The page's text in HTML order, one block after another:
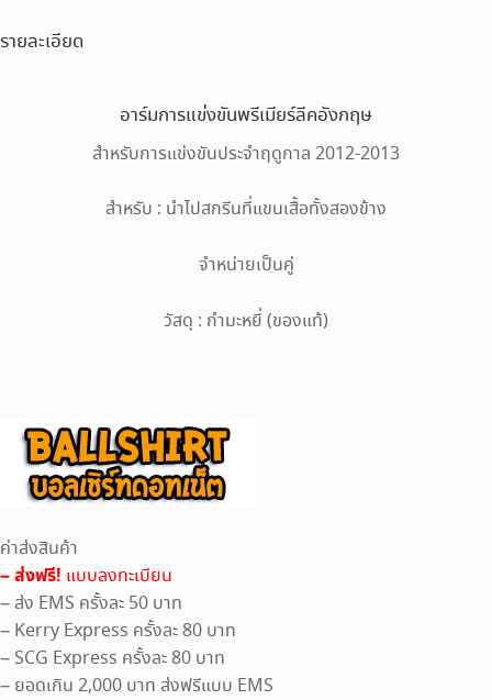
รายละเอียด
อาร์มการแข่งขันพรีเมียร์ลีคอังกฤษ
สำหรับการแข่งขันประจำฤดูกาล 2012-2013
สำหรับ : นำไปสกรีนที่แขนเสื้อทั้งสองข้าง
จำหน่ายเป็นคู่
วัสดุ : กำมะหยี่ (ของแท้)
ค่าส่งสินค้า
– ส่งฟรี! แบบลงทะเบียน
– ส่ง EMS ครั้งละ 50 บาท
– Kerry Express ครั้งละ 80 บาท
– SCG Express ครั้งละ 80 บาท
– ยอดเกิน 2,000 บาท ส่งฟรีแบบ EMS